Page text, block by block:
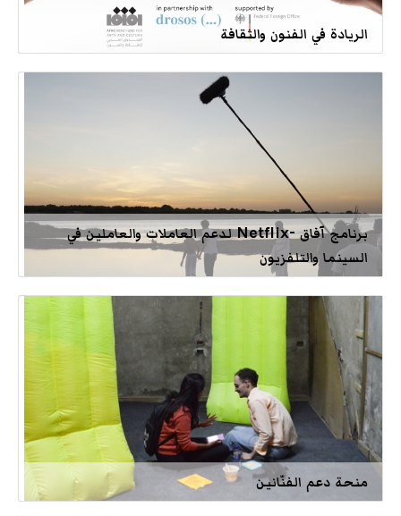
الريادة في الفنون والثقافة
برنامج آفاق -Netflix لدعم العاملات والعاملين في
السينما والتلفزيون
منحة دعم الفنّانين